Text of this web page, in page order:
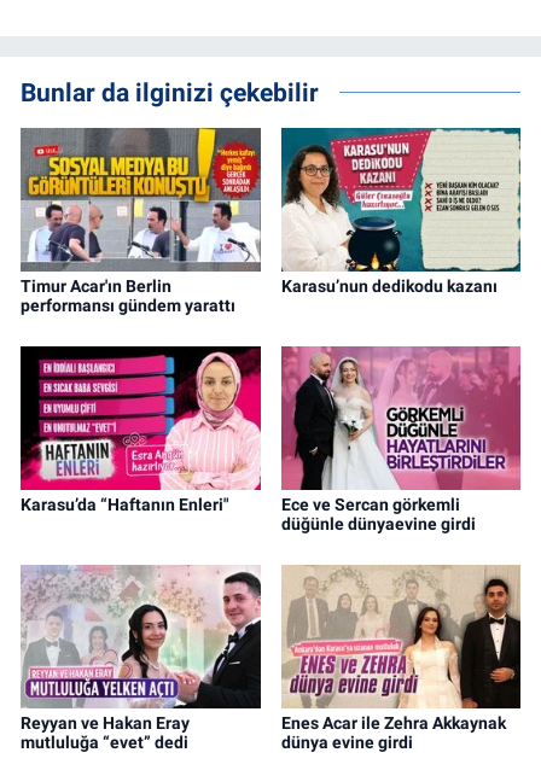
Bunlar da ilginizi çekebilir
Timur Acar'ın Berlin
performansı gündem yarattı
Karasu’nun dedikodu kazanı
Karasu’da “Haftanın Enleri"
Ece ve Sercan görkemli
düğünle dünyaevine girdi
Reyyan ve Hakan Eray
mutluluğa “evet” dedi
Enes Acar ile Zehra Akkaynak
dünya evine girdi